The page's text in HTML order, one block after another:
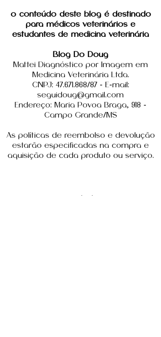
módulo 2 - revisão
anatômica e
ultrassonográfica
o conteúdo deste blog é destinado
para médicos veterinários e
estudantes de medicina veterinária
Blog Do Doug
Mattei Diagnóstico por Imagem em
Medicina Veterinária Ltda.
CNPJ: 47.671.868/87 - E-mail:
seguidoug@gmail.com
Endereço: Maria Povoa Braga, 918 -
Campo Grande/MS
As políticas de reembolso e devolução
estarão especificadas na compra e
aquisição de cada produto ou serviço.
contato